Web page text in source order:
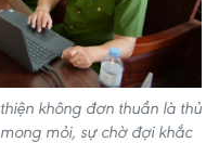
không đơn thuần là thủ
mỏi, sự chờ đợi khắc